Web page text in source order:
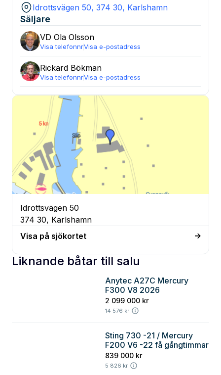
Idrottsvägen 50, 374 30, Karlshamn
Säljare
VD Ola Olsson
Visa telefonnrVisa e-postadress
Rickard Bökman
Visa telefonnrVisa e-postadress
Idrottsvägen 50
374 30, Karlshamn
Visa på sjökortet
Liknande båtar till salu
Anytec A27C Mercury
F300 V8 2026
2 099 000 kr
14 576 kr
Sting 730 -21 / Mercury
F200 V6 -22 få gångtimmar
839 000 kr
5 826 kr